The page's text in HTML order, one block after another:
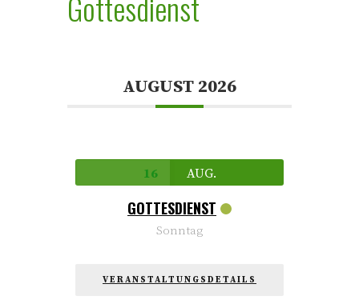
AUGUST 2026
16 AUG.
GOTTESDIENST
Sonntag
VERANSTALTUNGSDETAILS